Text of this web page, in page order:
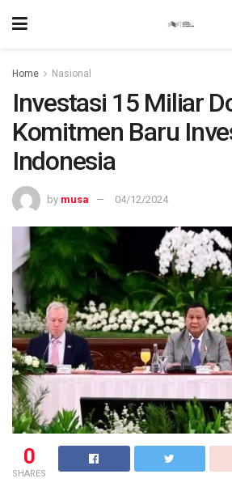
Home Nasional
Investasi 15 Miliar
Komitmen Baru
Indonesia
by musa 04/12/2024
0
SHARES